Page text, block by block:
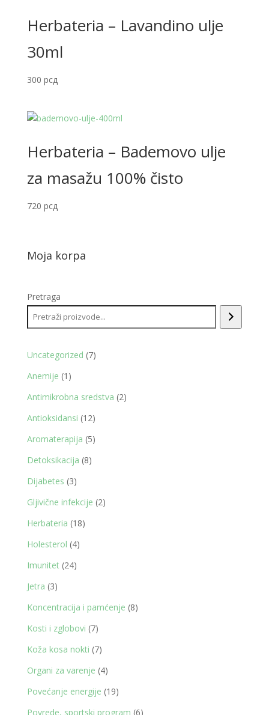
Herbateria – Lavandino ulje
30ml
300 рсд
Herbateria – Bademovo ulje
za masažu 100% čisto
720 рсд
Moja korpa
Pretraga
Uncategorized 77
Anemije 1 1
proizvod
Antimikrobna sredstva 22
Antioksidansi 1212
proizvoda
Aromaterapija 55
Detoksikacija 88
Dijabetes 33
proizvoda
Gljivične infekcije 22
Herbateria 1818
Holesterol 44
Imunitet 2424
Jetra 33
proizvoda
Koncentracija i pamćenje 88
Kosti i zglobovi 77
proizvoda
Koža kosa nokti 77
proizvoda
Organi za varenje 44
proizvoda
Povećanje energije 1919
proizvoda
Povrede, sportski program 66